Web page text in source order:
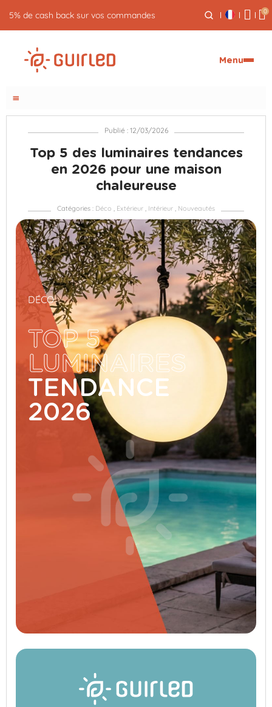
Retour gratuit pendant 30 jours 0
Menu
menu
Publié : 12/03/2026
Top 5 des luminaires tendances
en 2026 pour une maison
chaleureuse
Catégories : Déco , Extérieur , Intérieur , Nouveautés
DÉCO
TOP 5
LUMINAIRES
TENDANCE
2026